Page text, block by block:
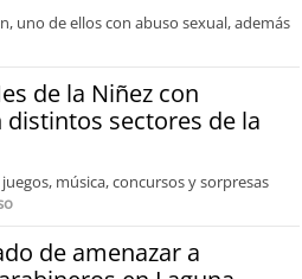
uno de ellos con abuso sexual, además
de la Niñez con
sectores de la
música, concursos y sorpresas
de amenazar a